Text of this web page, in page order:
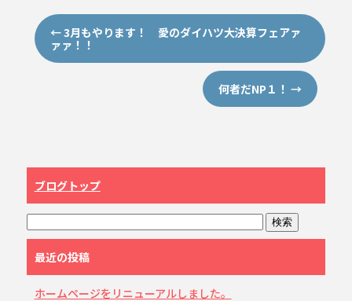
←3月もやります！ 愛のダイハツ大決算フェアァ
ァァ！！
何者だNP１！→
ブログトップ
最近の投稿
ホームページをリニューアルしました。